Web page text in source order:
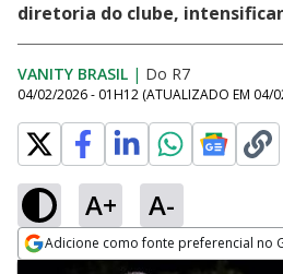
diretoria do clube,
VANITY BRASIL | Do R7
04/02/2026 - 01H12 (ATUALIZADO EM 04/
A+ A-
Adicione como fonte preferencial no